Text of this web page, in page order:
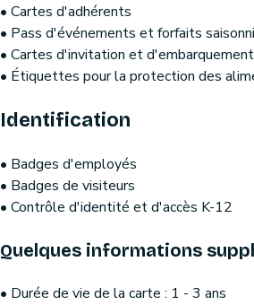
• Cartes d'adhérents
• Pass d'événements et forfaits
• Cartes d'invitation et d'embarquement
• Étiquettes pour la protection des
Identification
• Badges d'employés
• Badges de visiteurs
• Contrôle d'identité et d'accès K-12
Quelques informations
• Durée de vie de la carte : 1 - 3 ans